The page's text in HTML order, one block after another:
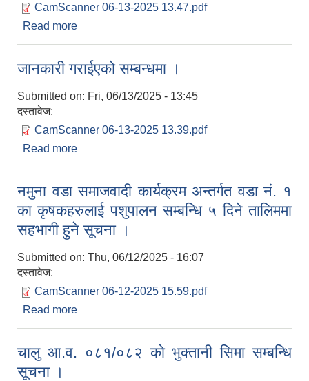
CamScanner 06-13-2025 13.47.pdf
Read more
जानकारी गराईएको सम्बन्धमा ।
Submitted on: Fri, 06/13/2025 - 13:45
दस्तावेज:
CamScanner 06-13-2025 13.39.pdf
Read more
नमुना वडा समाजवादी कार्यक्रम अन्तर्गत वडा नं. १
का कृषकहरुलाई पशुपालन सम्बन्धि ५ दिने तालिममा
सहभागी हुने सूचना ।
Submitted on: Thu, 06/12/2025 - 16:07
दस्तावेज:
CamScanner 06-12-2025 15.59.pdf
Read more
चालु आ.व. ०८१/०८२ को भुक्तानी सिमा सम्बन्धि
सूचना ।